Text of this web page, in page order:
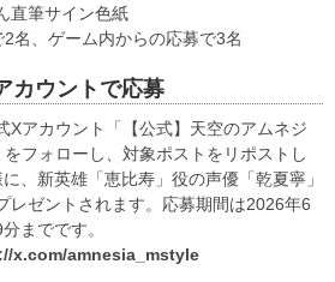
直筆サイン色紙
名、ゲーム内からの応募で3名
カウントで応募
Xアカウント「【公式】天空のアムネジ
フォローし、対象ポストをリポストし
、新英雄「恵比寿」役の声優「乾夏寧」
レゼントされます。応募期間は2026年6
までです。
x.com/amnesia_mstyle